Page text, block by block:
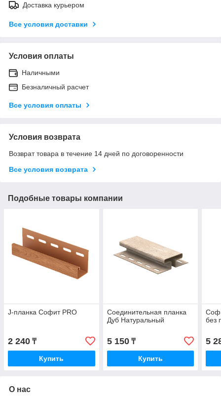
Доставка курьером
Все условия доставки
Условия оплаты
Наличными
Безналичный расчет
Все условия оплаты
Условия возврата
Возврат товара в течение 14 дней по договоренности
Все условия возврата
Подобные товары компании
J-планка Софит PRO
2 240 ₸
Купить
Соединительная планка
Дуб Натуральный
5 150₸
Купить
без
5
О нас